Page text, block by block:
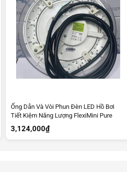
Ống Dẫn Và Vòi Phun Đèn LED Hồ Bơi
Tiết Kiệm Năng Lượng FlexiMini Pure
3,124,000₫